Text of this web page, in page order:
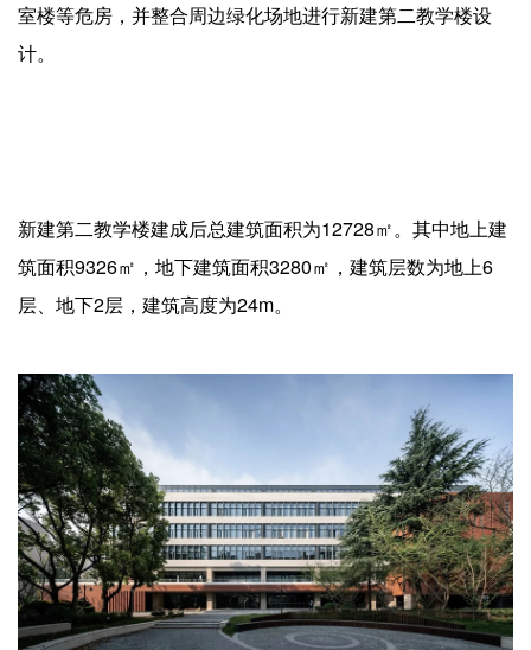
室楼等危房，并整合周边绿化场地进行新建第二教学楼设
计。
新建第二教学楼建成后总建筑面积为12728㎡。其中地上建
筑面积9326㎡，地下建筑面积3280㎡，建筑层数为地上6
层、地下2层，建筑高度为24m。